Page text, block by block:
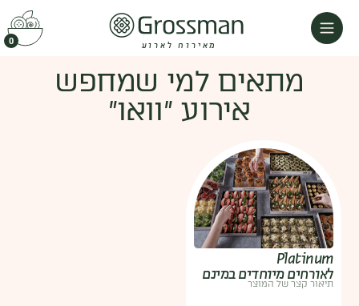
מאירוח לארוע 0
מתאים למי שמחפש
אירוע ״וואו״
Platinum
לאורחים מיוחדים במינם
תיאור קצר של המוצר